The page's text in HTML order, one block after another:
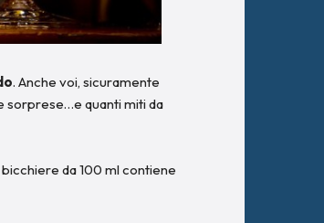
. Anche voi, sicuramente
sorprese…e quanti miti da
da 100 ml contiene